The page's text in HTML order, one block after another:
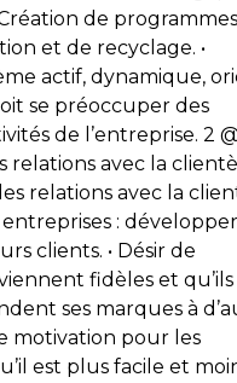
de programmes
et de recyclage. •
actif, dynamique,
se préoccuper des
de l’entreprise. 2
relations avec la
relations avec la
:
clients. • Désir de
fidèles et qu’ils
ses marques à
motivation pour les
est plus facile et